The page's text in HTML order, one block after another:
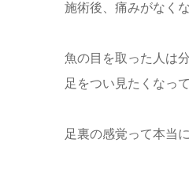
施術後、痛みがなく
魚の目を取った人は
足をつい見たくなっ
足裏の感覚って本当